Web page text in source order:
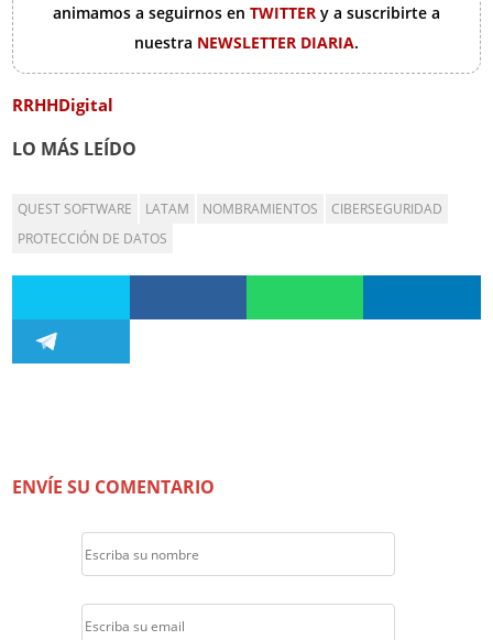
animamos a seguirnos en TWITTER y a suscribirte a
nuestra NEWSLETTER DIARIA.
RRHHDigital
LO MÁS LEÍDO
QUEST SOFTWARE LATAM NOMBRAMIENTOS
CIBERSEGURIDAD
PROTECCIÓN DE DATOS
ENVÍE SU COMENTARIO